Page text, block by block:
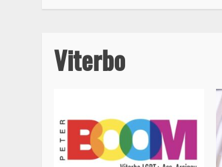
Viterbo